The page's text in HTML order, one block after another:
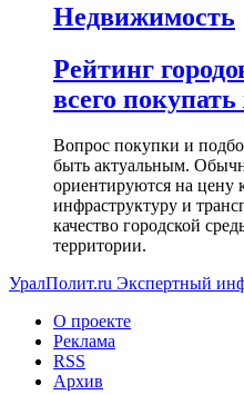
Недвижимость
Рейтинг
всего
Вопрос покупки и
быть актуальным.
ориентируются на цену
инфраструктуру и
качество городской
территории.
УралПолит.ru Экспертный
О проекте
Реклама
RSS
Архив